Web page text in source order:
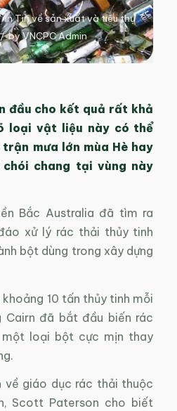
inTin về sản xuất và tiêu thụ
/ byVNCPC Admin
đầu cho kết quả rất khả
loại vật liệu này có thể
mưa lớn mùa Hè hay
chang tại vùng này
Bắc Australia đã tìm ra
xử lý rác thải thủy tinh
bột dùng trong xây dựng
10 tấn thủy tinh mỗi
Cairn đã bắt đầu biến rác
loại bột cực mịn thay
về giáo dục rác thải thuộc
Scott Paterson cho biết